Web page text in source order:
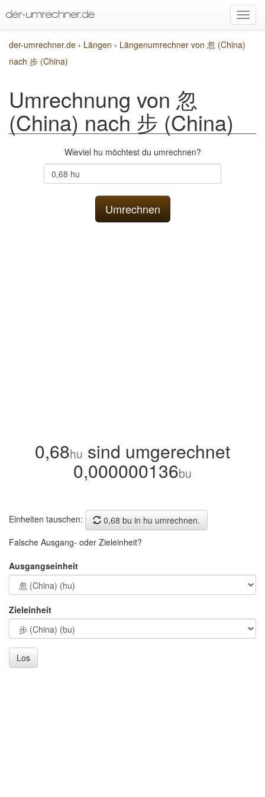
der-umrechner.de › Längen › Längenumrechner von 忽 (China)
nach 步 (China)
Umrechnung von 忽
(China) nach 步 (China)
Wieviel hu möchtest du umrechnen?
0,68hu sind umgerechnet
0,000000136bu
Einheiten tauschen:
0,68 bu in hu umrechnen.
Falsche Ausgang- oder Zieleinheit?
Ausgangseinheit
Zieleinheit
Los